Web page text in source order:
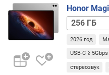
ф
и
к
ч
Honor
512 ГБ
2026 год
USB-C ≥ 5Gbps
стереозвук